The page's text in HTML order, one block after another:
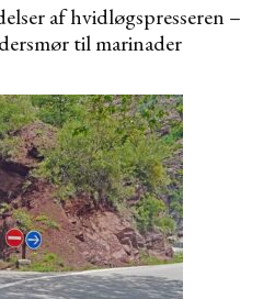
af hvidløgspresseren –
til marinader